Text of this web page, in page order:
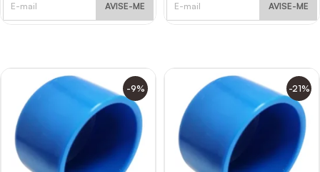
AVISE-ME AVISE-ME
-9% -21%